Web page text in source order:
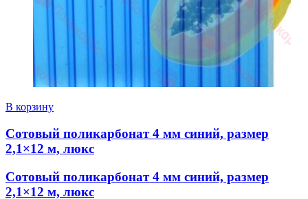
В корзину
Сотовый поликарбонат 4 мм синий, размер
2,1×12 м, люкс
Сотовый поликарбонат 4 мм синий, размер
2,1×12 м, люкс